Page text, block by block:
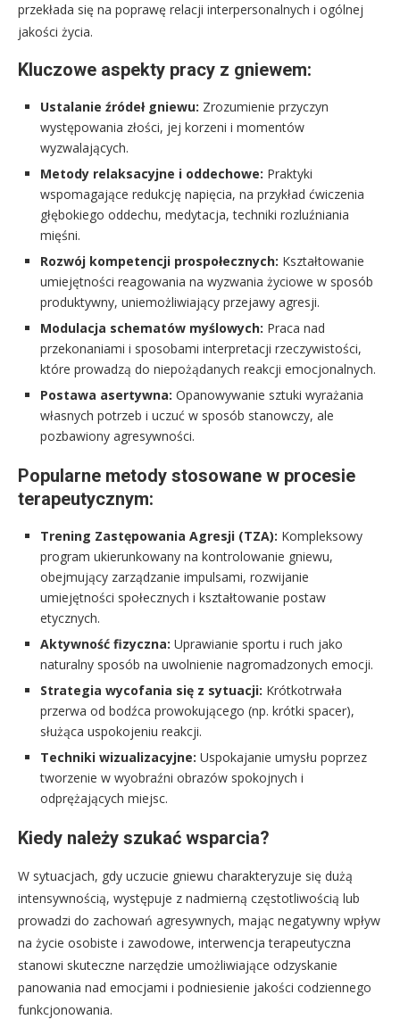
przekłada się na poprawę relacji interpersonalnych i ogólnej
jakości życia.
Kluczowe aspekty pracy z gniewem:
Ustalanie źródeł gniewu: Zrozumienie przyczyn
występowania złości, jej korzeni i momentów
wyzwalających.
Metody relaksacyjne i oddechowe: Praktyki
wspomagające redukcję napięcia, na przykład ćwiczenia
głębokiego oddechu, medytacja, techniki rozluźniania
mięśni.
Rozwój kompetencji prospołecznych: Kształtowanie
umiejętności reagowania na wyzwania życiowe w sposób
produktywny, uniemożliwiający przejawy agresji.
Modulacja schematów myślowych: Praca nad
przekonaniami i sposobami interpretacji rzeczywistości,
które prowadzą do niepożądanych reakcji emocjonalnych.
Postawa asertywna: Opanowywanie sztuki wyrażania
własnych potrzeb i uczuć w sposób stanowczy, ale
pozbawiony agresywności.
Popularne metody stosowane w procesie
terapeutycznym:
Trening Zastępowania Agresji (TZA): Kompleksowy
program ukierunkowany na kontrolowanie gniewu,
obejmujący zarządzanie impulsami, rozwijanie
umiejętności społecznych i kształtowanie postaw
etycznych.
Aktywność fizyczna: Uprawianie sportu i ruch jako
naturalny sposób na uwolnienie nagromadzonych emocji.
Strategia wycofania się z sytuacji: Krótkotrwała
przerwa od bodźca prowokującego (np. krótki spacer),
służąca uspokojeniu reakcji.
Techniki wizualizacyjne: Uspokajanie umysłu poprzez
tworzenie w wyobraźni obrazów spokojnych i
odprężających miejsc.
Kiedy należy szukać wsparcia?
W sytuacjach, gdy uczucie gniewu charakteryzuje się dużą
intensywnością, występuje z nadmierną częstotliwością lub
prowadzi do zachowań agresywnych, mając negatywny wpływ
na życie osobiste i zawodowe, interwencja terapeutyczna
stanowi skuteczne narzędzie umożliwiające odzyskanie
panowania nad emocjami i podniesienie jakości codziennego
funkcjonowania.